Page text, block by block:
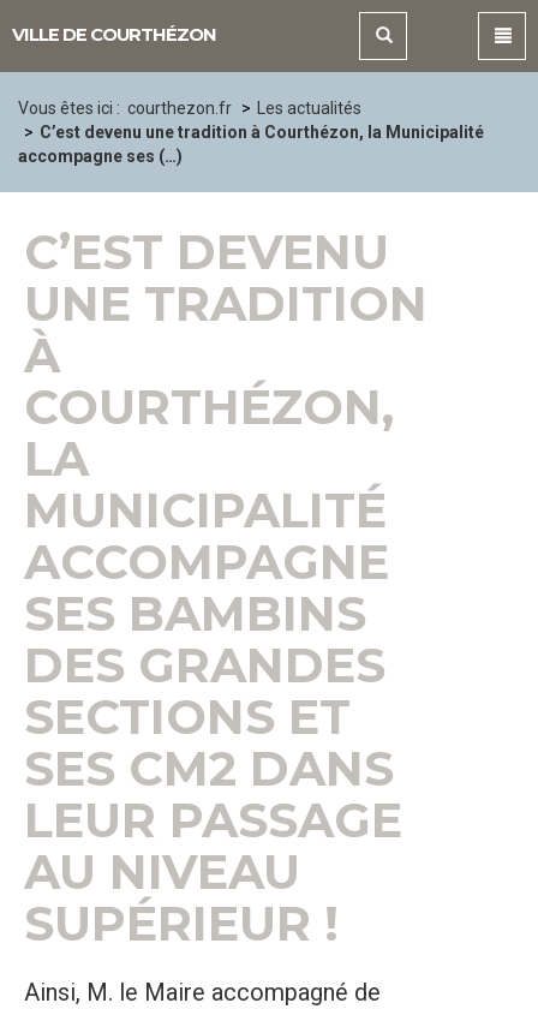
VILLE DE COURTHÉZON
Vous êtes ici : courthezon.fr
Les actualités
C’est devenu une tradition à Courthézon, la Municipalité
accompagne ses (…)
C’EST DEVENU
UNE TRADITION
À
COURTHÉZON,
LA
MUNICIPALITÉ
ACCOMPAGNE
SES BAMBINS
DES GRANDES
SECTIONS ET
SES CM2 DANS
LEUR PASSAGE
AU NIVEAU
SUPÉRIEUR !
Ainsi, M. le Maire accompagné de